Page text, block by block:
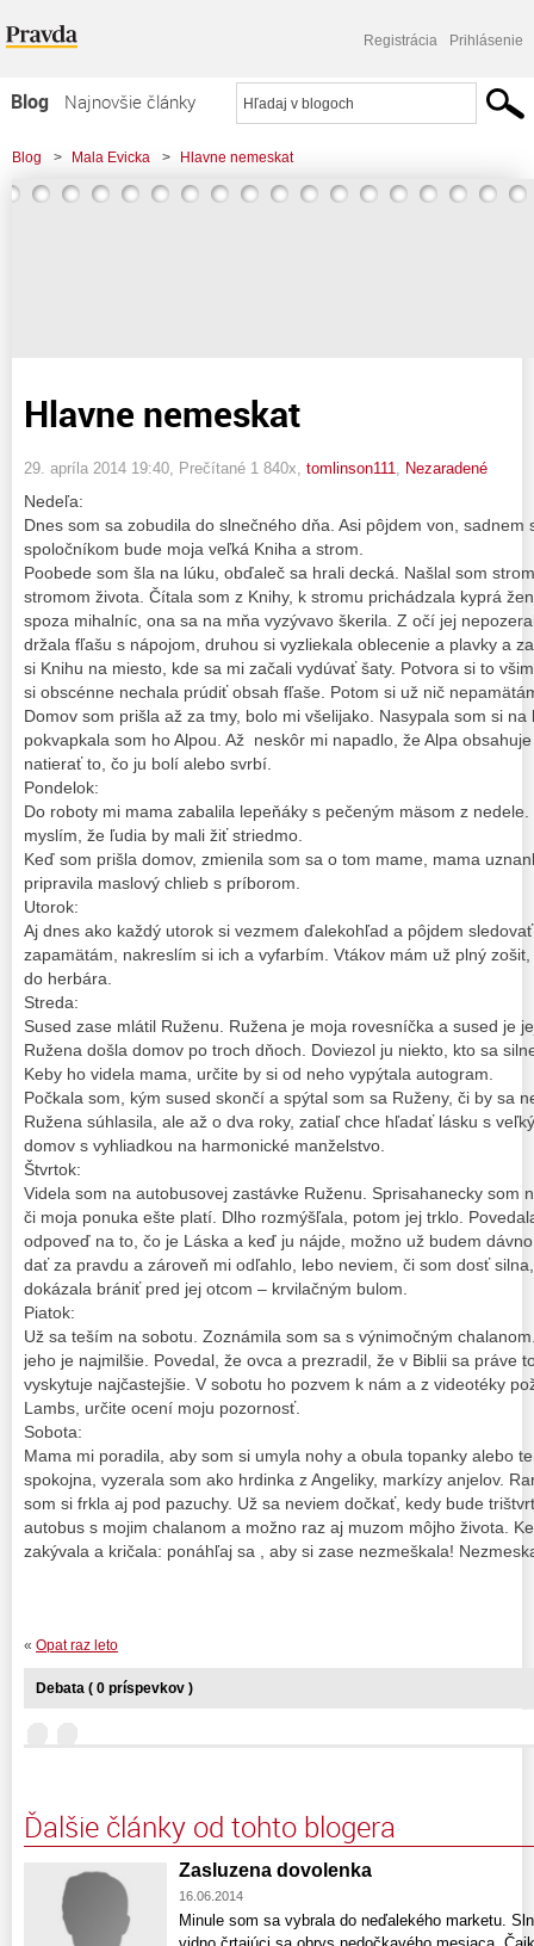
Registrácia Prihlásenie
Blog
Najnovšie články
Najčítanejšie články
Najkomentovanejšie články
Blog > Mala Evicka > Hlavne nemeskat
Hlavne nemeskat
29. apríla 2014 19:40 , Prečítané 1 840x, tomlinson111 Nezaradené
Nedeľa:
Dnes som sa zobudila do slnečného dňa. Asi pôjdem von, sadnem
spoločníkom bude moja veľká Kniha a strom.
Poobede som šla na lúku, obďaleč sa hrali decká. Našlal som
stromom života. Čítala som z Knihy, k stromu prichádzala kyprá
spoza mihalníc, ona sa na mňa vyzývavo škerila. Z očí jej
držala fľašu s nápojom, druhou si vyzliekala oblecenie a plavky a
si Knihu na miesto, kde sa mi začali vydúvať šaty. Potvora si to
si obscénne nechala prúdiť obsah fľaše. Potom si už nič
Domov som prišla až za tmy, bolo mi všelijako. Nasypala som si
pokvapkala som ho Alpou. Až neskôr mi napadlo, že Alpa
natierať to, čo ju bolí alebo svrbí.
Pondelok:
Do roboty mi mama zabalila lepeňáky s pečeným mäsom z
myslím, že ľudia by mali žiť striedmo.
Keď som prišla domov, zmienila som sa o tom mame, mama
pripravila maslový chlieb s príborom.
Utorok:
Aj dnes ako každý utorok si vezmem ďalekohľad a pôjdem
zapamätám, nakreslím si ich a vyfarbím. Vtákov mám už plný
do herbára.
Streda:
Sused zase mlátil Ruženu. Ružena je moja rovesníčka a sused je
Ružena došla domov po troch dňoch. Doviezol ju niekto, kto sa
Keby ho videla mama, určite by si od neho vypýtala autogram.
Počkala som, kým sused skončí a spýtal som sa Ruženy, či by sa
Ružena súhlasila, ale až o dva roky, zatiaľ chce hľadať lásku s
domov s vyhliadkou na harmonické manželstvo.
Štvrtok:
Videla som na autobusovej zastávke Ruženu. Sprisahanecky som
či moja ponuka ešte platí. Dlho rozmýšľala, potom jej trklo.
odpoveď na to, čo je Láska a keď ju nájde, možno už budem
dať za pravdu a zároveň mi odľahlo, lebo neviem, či som dosť
dokázala brániť pred jej otcom – krvilačným bulom.
Piatok:
Už sa teším na sobotu. Zoznámila som sa s výnimočným
jeho je najmilšie. Povedal, že ovca a prezradil, že v Biblii sa práve
vyskytuje najčastejšie. V sobotu ho pozvem k nám a z videotéky
Lambs, určite ocení moju pozornosť.
Sobota:
Mama mi poradila, aby som si umyla nohy a obula topanky alebo
spokojna, vyzerala som ako hrdinka z Angeliky, markízy anjelov.
som si frkla aj pod pazuchy. Už sa neviem dočkať, kedy bude
autobus s mojim chalanom a možno raz aj muzom môjho života.
zakývala a kričala: ponáhľaj sa , aby si zase nezmeškala!
« Opat raz leto
Debata ( 0 príspevkov )
Ďalšie články od tohto blogera
Zasluzena dovolenka
16.06.2014
Minule som sa vybrala do neďalekého marketu.